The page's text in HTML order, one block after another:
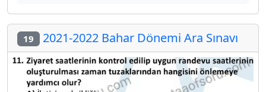
19 2021-2022 Bahar Dönemi Ara Sınavı